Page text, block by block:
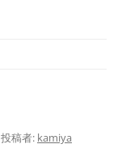
投稿者: kamiya